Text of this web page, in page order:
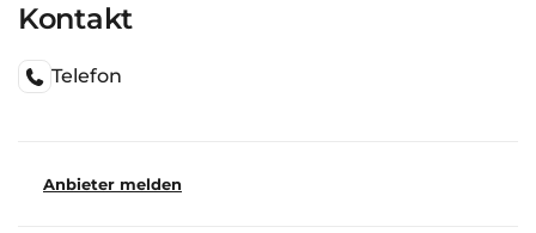
Kontakt
Telefon
Anbieter melden